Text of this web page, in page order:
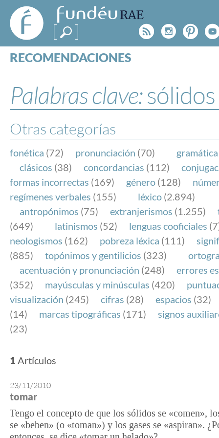
FundéuRAE
- Fundación
del Español
Urgente
Rss
RECOMENDACIONES
ESPECIALES
BLOG
NOTICIAS
SOBRE LA FUNDÉURAE
FundéuRAE es una fundación patrocinada por la
y la Real Academia Española, cuyo objetivo es
el buen uso del español en los medios de
Internet.
Palabras clave:sólidos
Otras categorías
fonética (72) pronunciación (70) gramática
clásicos (38) concordancias (112)
formas incorrectas (169) género (128)
regímenes verbales (155) léxico (2.894)
antropónimos (75) extranjerismos (1.255)
(649)
latinismos (52) lenguas cooficiales
neologismos (162) pobreza léxica (111)
(885)
topónimos y gentilicios (323)
acentuación y pronunciación (248)
errores
(352)
mayúsculas y minúsculas (420)
visualización (245) cifras (28) espacios (32)
(14)
marcas tipográficas (171)
signos
(23)
1 Artículos
23/11/2010
tomar
Tengo el concepto de que los sólidos se «comen»,
se «beben» (o «toman») y los gases se «aspiran».